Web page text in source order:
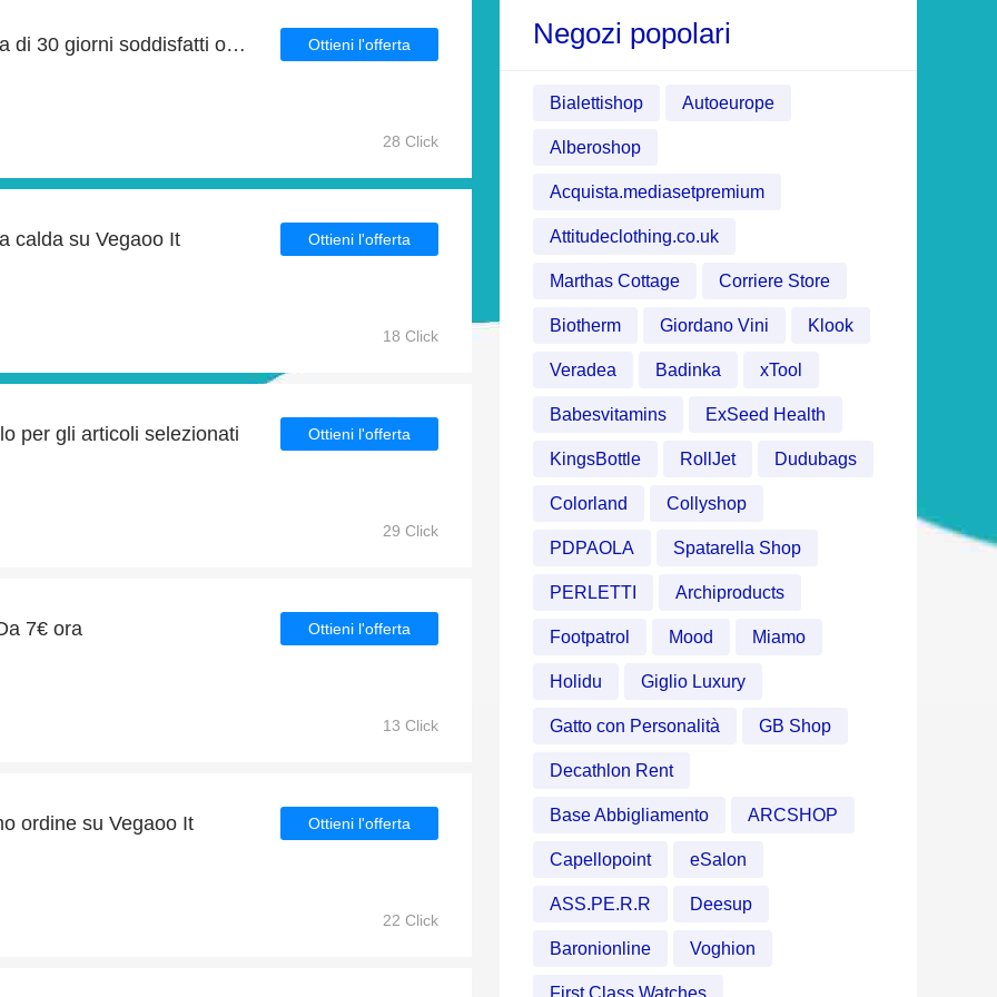
Goditi la garanzia gratuita di 30 giorni soddisfatti o rimborsati Ottieni l'offerta
28 Click
calda su Vegaoo It Ottieni l'offerta
18 Click
per gli articoli selezionati Ottieni l'offerta
29 Click
7€ ora Ottieni l'offerta
13 Click
ordine su Vegaoo It Ottieni l'offerta
22 Click
Negozi popolari
Bialettishop Autoeurope
Alberoshop
Acquista.mediasetpremium
Attitudeclothing.co.uk
Marthas Cottage Corriere Store
Biotherm Giordano Vini Klook
Veradea Badinka xTool
Babesvitamins ExSeed Health
KingsBottle RollJet Dudubags
Colorland Collyshop
PDPAOLA Spatarella Shop
PERLETTI Archiproducts
Footpatrol Mood Miamo
Holidu Giglio Luxury
Gatto con Personalità GB Shop
Decathlon Rent
Base Abbigliamento ARCSHOP
Capellopoint eSalon
ASS.PE.R.R Deesup
Baronionline Voghion
First Class Watches